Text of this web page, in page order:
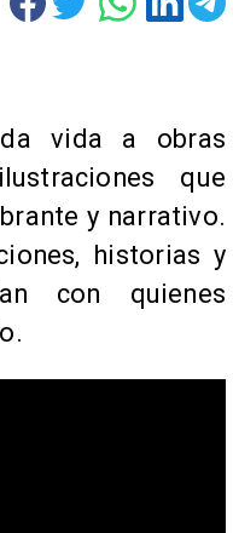
vida a obras
que
y narrativo.
historias y
con quienes